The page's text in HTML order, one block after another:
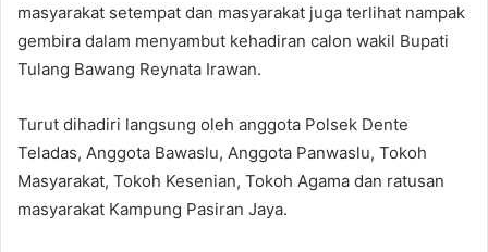
masyarakat setempat dan masyarakat juga terlihat nampak
gembira dalam menyambut kehadiran calon wakil Bupati
Tulang Bawang Reynata Irawan.
Turut dihadiri langsung oleh anggota Polsek Dente
Teladas, Anggota Bawaslu, Anggota Panwaslu, Tokoh
Masyarakat, Tokoh Kesenian, Tokoh Agama dan ratusan
masyarakat Kampung Pasiran Jaya.